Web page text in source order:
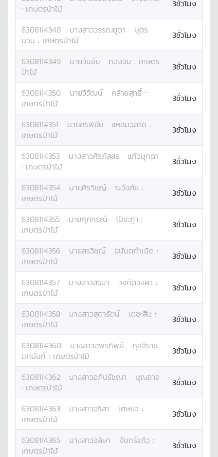
: เกษตรป่าไม้ 3ชั่วโมง
6308114348 นางสาววรรณยุดา
บุตร
นวน : เกษตรป่าไม้ 3ชั่วโมง
6308114349 นายวันชัย ทองฉิม : เกษตร
ป่าไม้
3ชั่วโมง
6308114350 นายวิวัฒน์ คล้ายสุทธิ์ :
เกษตรป่าไม้
3ชั่วโมง
6308114351 นายศรพิชัย แหลมฉลาด :
เกษตรป่าไม้
3ชั่วโมง
6308114353 นางสาวศิรภัสสร
แก้วมุกดา
: เกษตรป่าไม้ 3ชั่วโมง
6308114354 นายศิรวิชญ์ ระวังภัย :
เกษตรป่าไม้
3ชั่วโมง
6308114355 นายศุภกรณ์ โป้ชะฎา :
เกษตรป่าไม้
3ชั่วโมง
6308114356 นายสรวิชญ์ อนันตกำเนิด :
เกษตรป่าไม้
3ชั่วโมง
6308114357 นางสาวสิริมา วงค์ดวงผา :
เกษตรป่าไม้
3ชั่วโมง
6308114358 นางสาวสุดารัตน์ เตชะสืบ :
เกษตรป่าไม้
3ชั่วโมง
6308114360 นางสาวสุพรทิพย์
กุลจิราช
นกนันท์ : เกษตรป่าไม้ 3ชั่วโมง
6308114362 นางสาวอภิปรัชญา
บุญอาจ
: เกษตรป่าไม้ 3ชั่วโมง
6308114363 นางสาวอริสา เศษแอ :
เกษตรป่าไม้
3ชั่วโมง
6308114365 นางสาวอลิษา จันทร์แก้ว :
เกษตรป่าไม้
3ชั่วโมง